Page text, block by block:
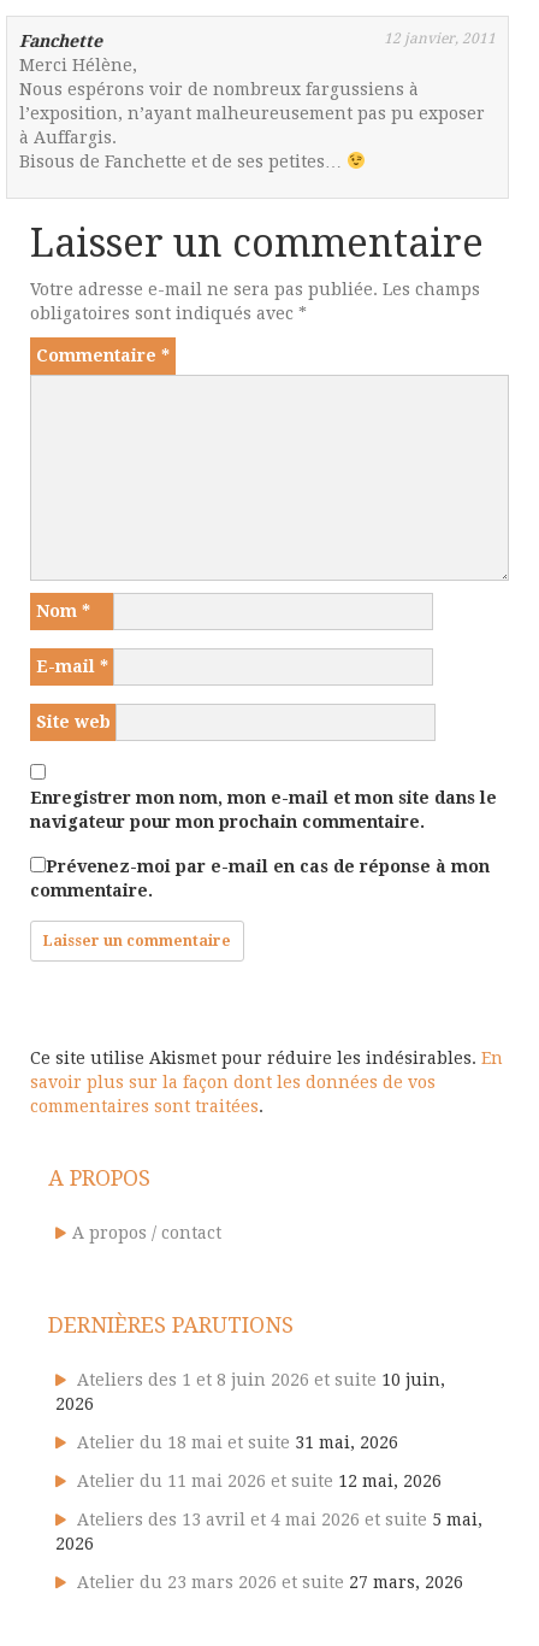
Fanchette 12 janvier, 2011
Merci Hélène,
Nous espérons voir de nombreux fargussiens à
l’exposition, n’ayant malheureusement pas pu exposer
à Auffargis.
Bisous de Fanchette et de ses petites…
Laisser un commentaire
Votre adresse e-mail ne sera pas publiée. Les champs
obligatoires sont indiqués avec *
Commentaire *
Nom *
E-mail *
Site web
Enregistrer mon nom, mon e-mail et mon site dans le
navigateur pour mon prochain commentaire.
Prévenez-moi par e-mail en cas de réponse à mon
commentaire.
Ce site utilise Akismet pour réduire les indésirables. En
savoir plus sur la façon dont les données de vos
commentaires sont traitées.
A PROPOS
A propos / contact
DERNIÈRES PARUTIONS
Ateliers des 1 et 8 juin 2026 et suite 10 juin,
2026
Atelier du 18 mai et suite 31 mai, 2026
Atelier du 11 mai 2026 et suite 12 mai, 2026
Ateliers des 13 avril et 4 mai 2026 et suite 5 mai,
2026
Atelier du 23 mars 2026 et suite 27 mars, 2026